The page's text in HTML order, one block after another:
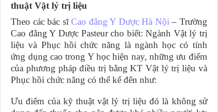
thuật Vật lý trị liệu
Theo các bác sĩCao đẳng Y Dược Hà Nội – Trường
Cao đẳng Y Dược Pasteur cho biết: Ngành Vật lý trị
liệu và Phục hồi chức năng là ngành học có tính
ứng dụng cao trong Y học hiện nay, những ưu điểm
của phương pháp điều trị bằng KT Vật lý trị liệu và
Phục hồi chức năng có thể kể đến như:
Ưu điểm của kỹ thuật vật lý trị liệu đó là không sử